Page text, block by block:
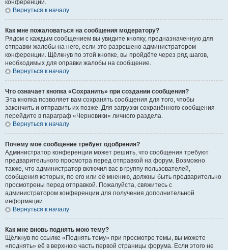
конференции.
Вернуться к началу
Как мне пожаловаться на сообщения модератору?
Рядом с каждым сообщением вы увидите кнопку, предназначенную для
отправки жалобы на него, если это разрешено администратором
конференции. Щёлкнув по этой кнопке, вы пройдёте через ряд шагов,
необходимых для оправки жалобы на сообщение.
Вернуться к началу
Что означает кнопка «Сохранить» при создании сообщения?
Эта кнопка позволяет вам сохранять сообщения для того, чтобы
закончить и отправить их позже. Для загрузки сохранённого сообщения
перейдите в параграф «Черновики» личного раздела.
Вернуться к началу
Почему моё сообщение требует одобрения?
Администратор конференции может решить, что сообщения требуют
предварительного просмотра перед отправкой на форум. Возможно
также, что администратор включил вас в группу пользователей,
сообщения которых, по его или её мнению, должны быть предварительно
просмотрены перед отправкой. Пожалуйста, свяжитесь с
администратором конференции для получения дополнительной
информации.
Вернуться к началу
Как мне вновь поднять мою тему?
Щёлкнув по ссылке «Поднять тему» при просмотре темы, вы можете
«поднять» её в верхнюю часть первой страницы форума. Если этого не